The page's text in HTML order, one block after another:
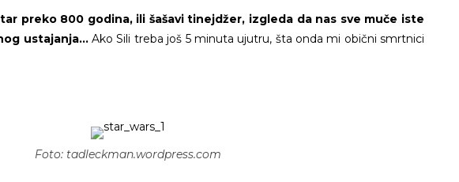
preko 800 godina, ili šašavi tinejdžer, izgleda da nas sve muče iste
ustajanja…Ako Sili treba još 5 minuta ujutru, šta onda mi obični smrtnici
Foto: tadleckman.wordpress.com